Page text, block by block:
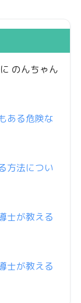
に のんちゃん
ある危険な
方法につい
士が教える
士が教える